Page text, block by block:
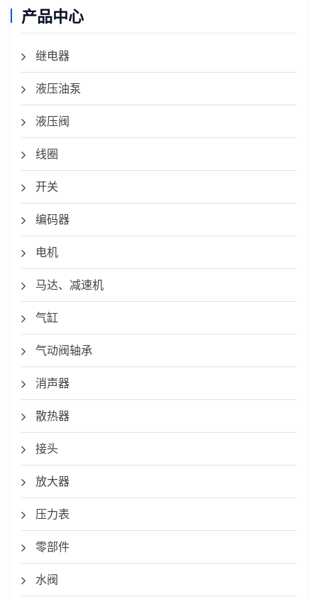
产品中心
继电器
液压油泵
液压阀
线圈
开关
编码器
电机
马达、减速机
气缸
气动阀轴承
消声器
散热器
接头
放大器
压力表
零部件
水阀